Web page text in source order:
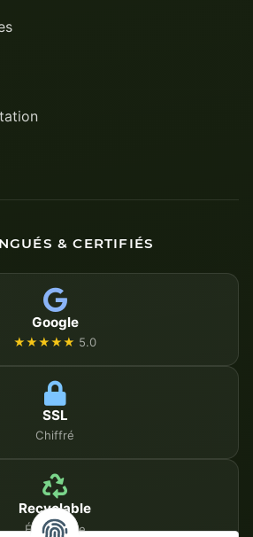
& CERTIFIÉS
Google
★★★★★ 5.0
SSL
Chiffré
Recyclable
Écologique